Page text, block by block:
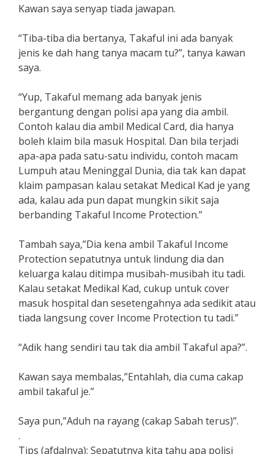
Kawan saya senyap tiada jawapan.
“Tiba-tiba dia bertanya, Takaful ini ada banyak
jenis ke dah hang tanya macam tu?”, tanya kawan
saya.
“Yup, Takaful memang ada banyak jenis
bergantung dengan polisi apa yang dia ambil.
Contoh kalau dia ambil Medical Card, dia hanya
boleh klaim bila masuk Hospital. Dan bila terjadi
apa-apa pada satu-satu individu, contoh macam
Lumpuh atau Meninggal Dunia, dia tak kan dapat
klaim pampasan kalau setakat Medical Kad je yang
ada, kalau ada pun dapat mungkin sikit saja
berbanding Takaful Income Protection.”
Tambah saya,”Dia kena ambil Takaful Income
Protection sepatutnya untuk lindung dia dan
keluarga kalau ditimpa musibah-musibah itu tadi.
Kalau setakat Medikal Kad, cukup untuk cover
masuk hospital dan sesetengahnya ada sedikit atau
tiada langsung cover Income Protection tu tadi.”
“Adik hang sendiri tau tak dia ambil Takaful apa?”.
Kawan saya membalas,”Entahlah, dia cuma cakap
ambil takaful je.”
Saya pun,”Aduh na rayang (cakap Sabah terus)”.
.
Tips (afdalnya): Sepatutnya kita tahu apa polisi